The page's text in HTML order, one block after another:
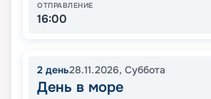
ОТПРАВЛЕНИЕ
16:00
2 день28.11.2026, Суббота
День в море